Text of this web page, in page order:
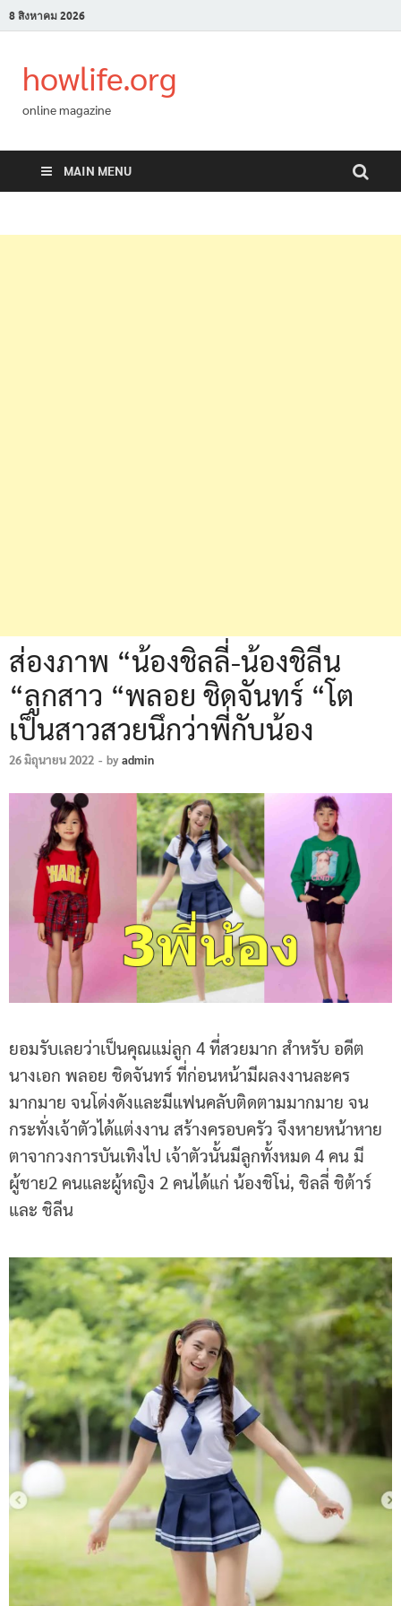
8 สิงหาคม 2026
howlife.org
online magazine
MAIN MENU
ส่องภาพ “น้องชิลลี่-น้องชิลีน
“ลูกสาว “พลอย ชิดจันทร์ “โต
เป็นสาวสวยนึกว่าพี่กับน้อง
26 มิถุนายน 2022 - byadmin
ยอมรับเลยว่าเป็นคุณแม่ลูก 4 ที่สวยมาก สำหรับ อดีต
นางเอก พลอย ชิดจันทร์ ที่ก่อนหน้ามีผลงงานละคร
มากมาย จนโด่งดังและมีแฟนคลับติดตามมากมาย จน
กระทั่งเจ้าตัวได้แต่งงาน สร้างครอบครัว จึงหายหน้าหาย
ตาจากวงการบันเทิงไป เจ้าตัวนั้นมีลูกทั้งหมด 4 คน มี
ผู้ชาย2 คนและผู้หญิง 2 คนได้แก่ น้องชิโน่, ชิลลี่ ชิต้าร์
และ ชิลีน